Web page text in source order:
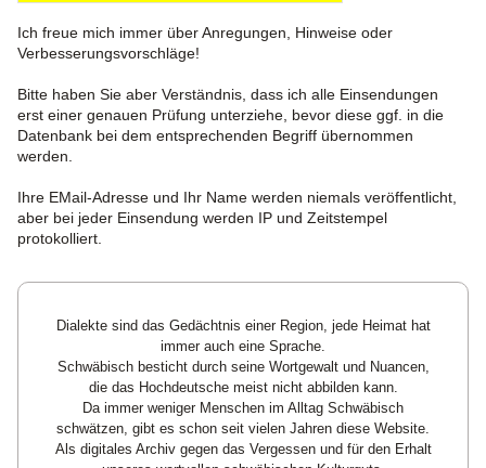
Ich freue mich immer über Anregungen, Hinweise oder
Verbesserungsvorschläge!
Bitte haben Sie aber Verständnis, dass ich alle Einsendungen
erst einer genauen Prüfung unterziehe, bevor diese ggf. in die
Datenbank bei dem entsprechenden Begriff übernommen
werden.
Ihre EMail-Adresse und Ihr Name werden niemals veröffentlicht,
aber bei jeder Einsendung werden IP und Zeitstempel
protokolliert.
Dialekte sind das Gedächtnis einer Region, jede Heimat hat
immer auch eine Sprache.
Schwäbisch besticht durch seine Wortgewalt und Nuancen,
die das Hochdeutsche meist nicht abbilden kann.
Da immer weniger Menschen im Alltag Schwäbisch
schwätzen, gibt es schon seit vielen Jahren diese Website.
Als digitales Archiv gegen das Vergessen und für den Erhalt